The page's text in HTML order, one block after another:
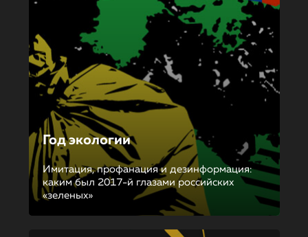
Год экологии
Имитация, профанация и дезинформация:
каким был 2017-й глазами российских
«зеленых»